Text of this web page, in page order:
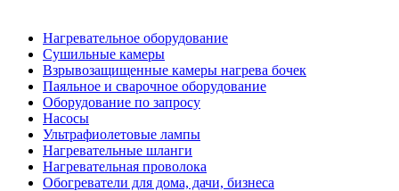
Нагревательное оборудование
Сушильные камеры
Взрывозащищенные камеры нагрева бочек
Паяльное и сварочное оборудование
Оборудование по запросу
Насосы
Ультрафиолетовые лампы
Нагревательные шланги
Нагревательная проволока
Обогреватели для дома, дачи, бизнеса